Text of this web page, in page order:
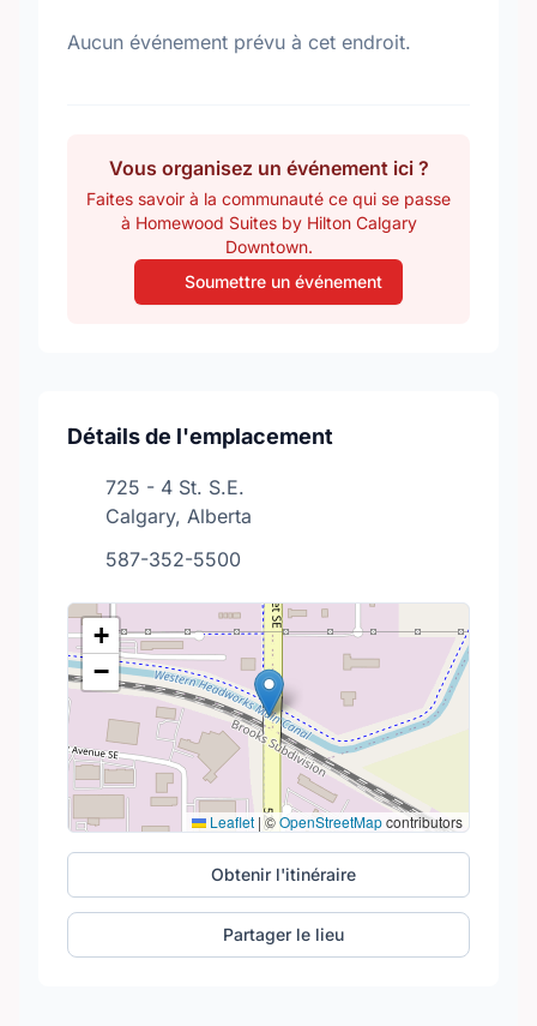
Aucun événement prévu à cet endroit.
Vous organisez un événement ici ?
Faites savoir à la communauté ce qui se passe
à Homewood Suites by Hilton Calgary
Downtown.
Soumettre un événement
Détails de l'emplacement
725 - 4 St. S.E.
Calgary, Alberta
587-352-5500
+
−
Leaflet |©OpenStreetMapcontributors
Obtenir l'itinéraire
Partager le lieu